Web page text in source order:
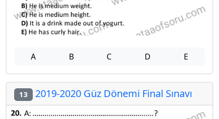
A B C D E
13 2019-2020 Güz Dönemi Final Sınavı